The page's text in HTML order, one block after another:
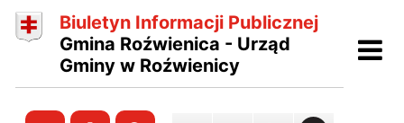
Biuletyn Informacji Publicznej
Gmina Roźwienica - Urząd
Gminy w Roźwienicy